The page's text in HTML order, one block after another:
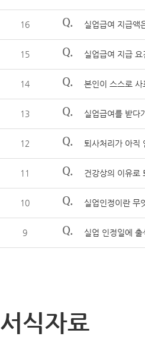
16 Q. 실업급여 지급액
15 Q. 실업급여 지급 요
14 Q. 본인이 스스로
13 Q. 실업급여를 받다
12 Q. 퇴사처리가 아직
11 Q. 건강상의 이유로
10 Q. 실업인정이란 무
9 Q. 실업 인정일에
서식자료